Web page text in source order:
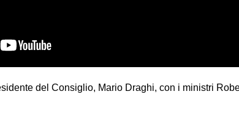
del Consiglio, Mario Draghi, con i ministri